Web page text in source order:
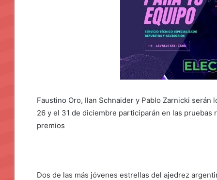
Faustino Oro, Ilan Schnaider y Pablo Zarnicki
26 y el 31 de diciembre participarán en las
premios
Dos de las más jóvenes estrellas del ajedrez